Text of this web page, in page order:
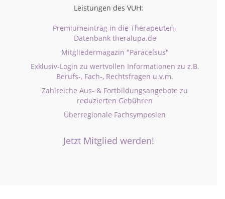
Leistungen des VUH:
Premiumeintrag in die Therapeuten-
Datenbank theralupa.de
Mitgliedermagazin "Paracelsus"
Exklusiv-Login zu wertvollen Informationen zu z.B.
Berufs-, Fach-, Rechtsfragen u.v.m.
Zahlreiche Aus- & Fortbildungsangebote zu
reduzierten Gebühren
Überregionale Fachsymposien
Jetzt Mitglied werden!